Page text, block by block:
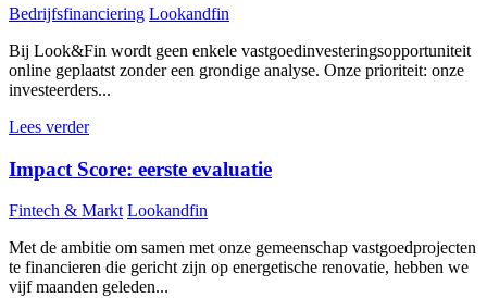
Bedrijfsfinanciering Lookandfin
Bij Look&Fin wordt geen enkele vastgoedinvesteringsopportuniteit
online geplaatst zonder een grondige analyse. Onze prioriteit: onze
investeerders...
Lees verder
Impact Score: eerste evaluatie
Fintech & Markt Lookandfin
Met de ambitie om samen met onze gemeenschap vastgoedprojecten
te financieren die gericht zijn op energetische renovatie, hebben we
vijf maanden geleden...